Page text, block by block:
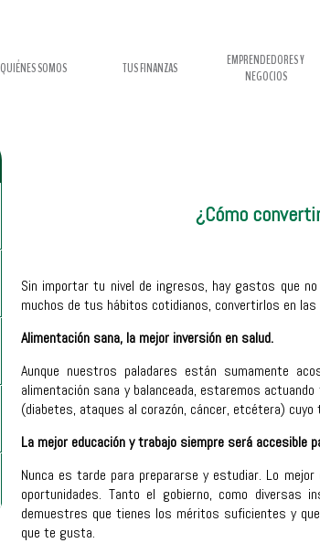
QUIÉNES SOMOS TUS FINANZAS
EMPRENDEDORES Y
NEGOCIOS
¿Cómo
Sin importar tu nivel de ingresos, hay gastos que
muchos de tus hábitos cotidianos, convertirlos en
Alimentación sana, la mejor inversión en salud.
Aunque nuestros paladares están sumamente
alimentación sana y balanceada, estaremos
(diabetes, ataques al corazón, cáncer, etcétera)
La mejor educación y trabajo siempre será accesible
Nunca es tarde para prepararse y estudiar. Lo
oportunidades. Tanto el gobierno, como diversas
demuestres que tienes los méritos suficientes y
que te gusta.